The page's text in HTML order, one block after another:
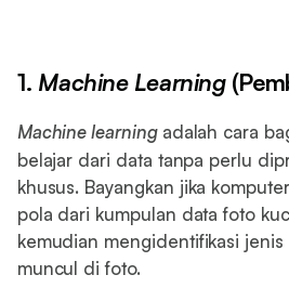
1. Machine Learning
Machine learning adalah cara
belajar dari data tanpa perlu
khusus. Bayangkan jika
pola dari kumpulan data foto
kemudian mengidentifikasi
muncul di foto.